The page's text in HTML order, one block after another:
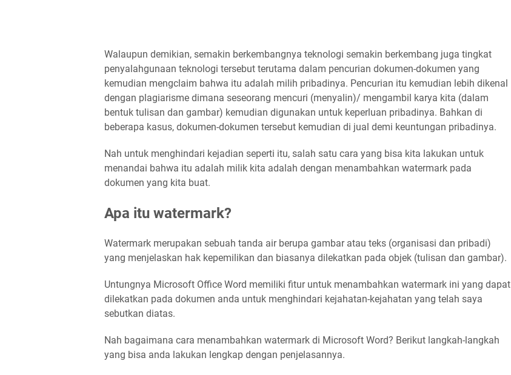
Walaupun demikian, semakin berkembangnya teknologi semakin berkembang juga tingkat
penyalahgunaan teknologi tersebut terutama dalam pencurian dokumen-dokumen yang
kemudian mengclaim bahwa itu adalah milih pribadinya. Pencurian itu kemudian lebih dikenal
dengan plagiarisme dimana seseorang mencuri (menyalin)/ mengambil karya kita (dalam
bentuk tulisan dan gambar) kemudian digunakan untuk keperluan pribadinya. Bahkan di
beberapa kasus, dokumen-dokumen tersebut kemudian di jual demi keuntungan pribadinya.
Nah untuk menghindari kejadian seperti itu, salah satu cara yang bisa kita lakukan untuk
menandai bahwa itu adalah milik kita adalah dengan menambahkan watermark pada
dokumen yang kita buat.
Apa itu watermark?
Watermark merupakan sebuah tanda air berupa gambar atau teks (organisasi dan pribadi)
yang menjelaskan hak kepemilikan dan biasanya dilekatkan pada objek (tulisan dan gambar).
Untungnya Microsoft Office Word memiliki fitur untuk menambahkan watermark ini yang dapat
dilekatkan pada dokumen anda untuk menghindari kejahatan-kejahatan yang telah saya
sebutkan diatas.
Nah bagaimana cara menambahkan watermark di Microsoft Word? Berikut langkah-langkah
yang bisa anda lakukan lengkap dengan penjelasannya.